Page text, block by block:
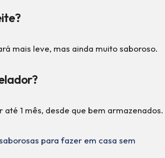
mais leve, mas ainda muito saboroso.
1 mês, desde que bem armazenados.
para fazer em casa sem